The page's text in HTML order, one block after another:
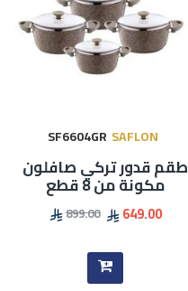
SAFLON
SF6604GR
طقم قدور تركي صافلون
مكونة من 8 قطع
649.00
899.00